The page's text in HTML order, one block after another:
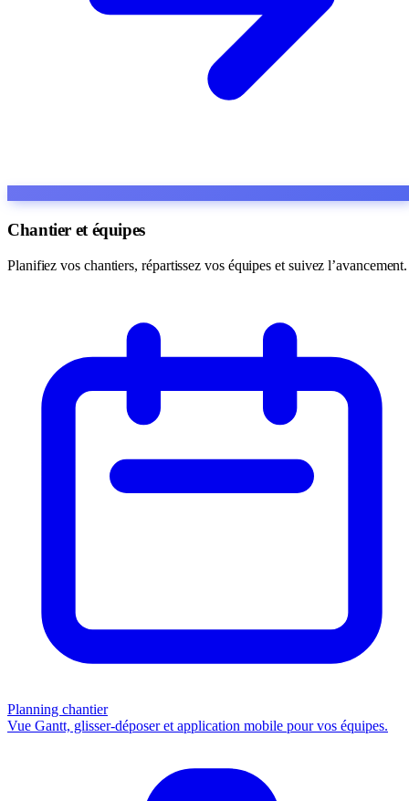
Chantier et équipes
Planifiez vos chantiers, répartissez vos équipes et suivez l’avancement.
Planning chantier
Vue Gantt, glisser-déposer et application mobile pour vos équipes.